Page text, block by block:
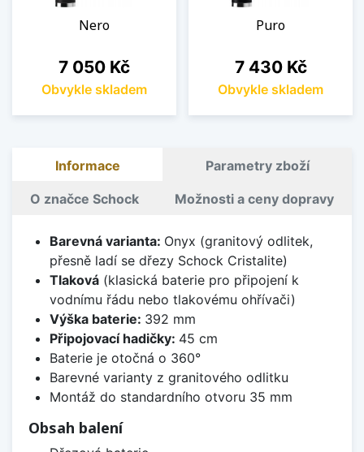
Nero
Cena
7 050 Kč
Obvykle skladem
Puro
Cena
7 430 Kč
Obvykle skladem
Informace Parametry zboží
O značce Schock Možnosti a ceny dopravy
Barevná varianta: Onyx (granitový odlitek,
přesně ladí se dřezy Schock Cristalite)
Tlaková(klasická baterie pro připojení k
vodnímu řádu nebo tlakovému ohřívači)
Výška baterie: 392 mm
Připojovací hadičky: 45 cm
Baterie je otočná o 360°
Barevné varianty z granitového odlitku
Montáž do standardního otvoru 35 mm
Obsah balení